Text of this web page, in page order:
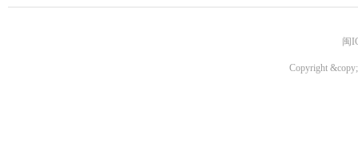
闽
Copyright